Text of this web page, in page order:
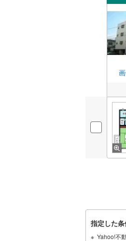
指定した
Yahoo!不